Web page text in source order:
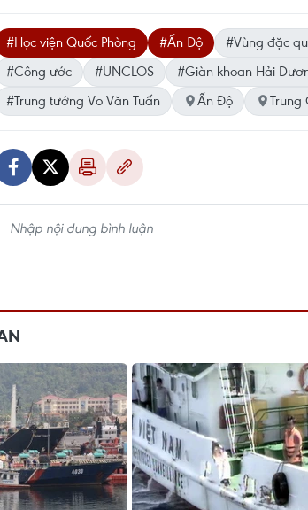
#Học viện Quốc Phòng #Ấn Độ #Vùng đặc
#Công ước
#UNCLOS #Giàn khoan Hải
#Trung tướng Võ Văn Tuấn
Ấn Độ Trung